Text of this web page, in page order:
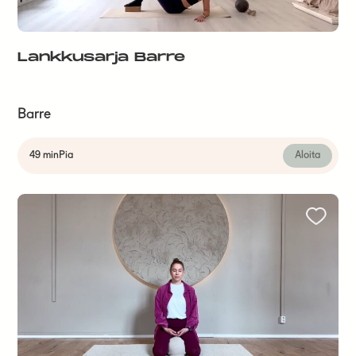
Lankkusarja Barre
Barre
49 min Pia Aloita